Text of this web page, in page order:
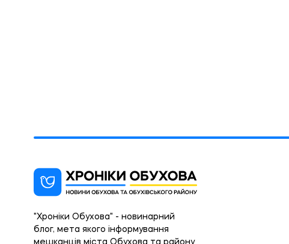
"Хроніки Обухова" - новинарний
блог, мета якого інформування
мешканців міста Обухова та району